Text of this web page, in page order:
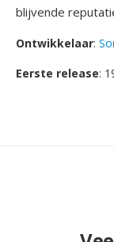
blijvende
Ontwikkelaar:
Eerste release: